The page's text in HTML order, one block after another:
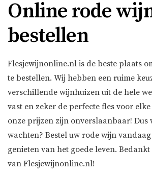
Online rode
bestellen
Flesjewijnonline.nl is de beste plaats
te bestellen. Wij hebben een ruime
verschillende wijnhuizen uit de hele
vast en zeker de perfecte fles voor
onze prijzen zijn onverslaanbaar! Dus
wachten? Bestel uw rode wijn
genieten van het goede leven.
van Flesjewijnonline.nl!